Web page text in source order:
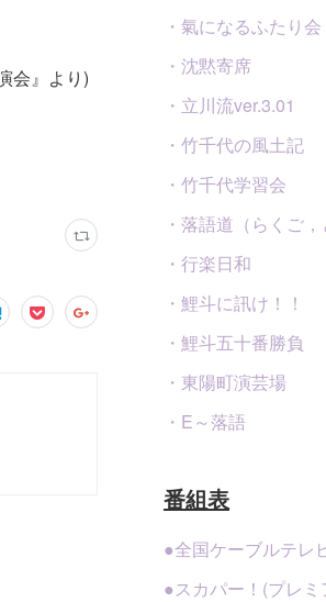
会』より)
・氣になるふたり会
・沈黙寄席
・立川流ver.3.01
・竹千代の風土記
・竹千代学習会
・落語道（らくご，
・行楽日和
・鯉斗に訊け！！
・鯉斗五十番勝負
・東陽町演芸場
・E～落語
番組表
●全国ケーブルテレ
●スカパー！(プレ